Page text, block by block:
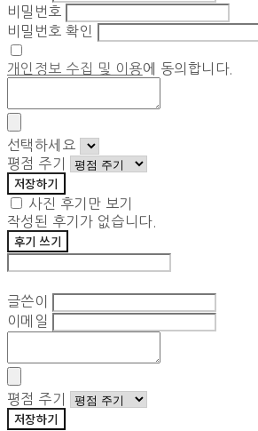
비밀번호
비밀번호 확인
개인정보 수집 및 이용에 동의합니다.
선택하세요
평점 주기
저장하기
사진 후기만 보기
작성된 후기가 없습니다.
후기 쓰기
글쓴이
이메일
평점 주기
저장하기